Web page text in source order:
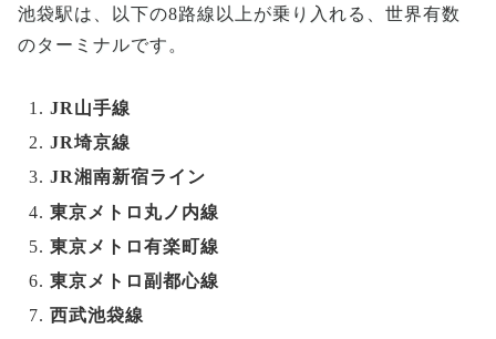
池袋駅は、以下の8路線以上が乗り入れる、世界有数
のターミナルです。
JR山手線
JR埼京線
JR湘南新宿ライン
東京メトロ丸ノ内線
東京メトロ有楽町線
東京メトロ副都心線
西武池袋線